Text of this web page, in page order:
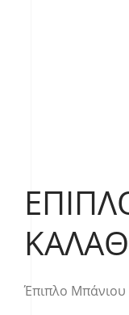
Έπιπλο Μπάνιου